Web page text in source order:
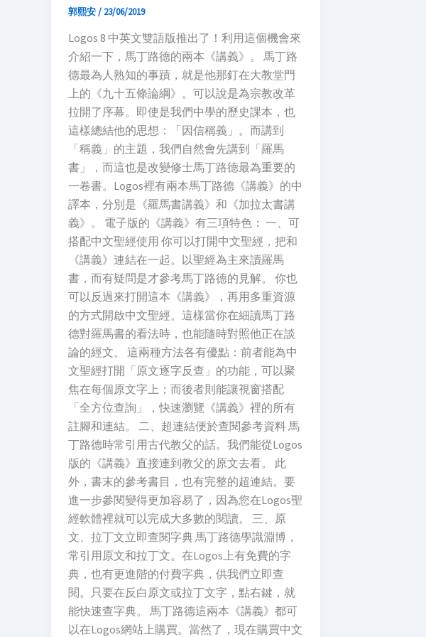
郭熙安/ 23/06/2019
Logos 8 中英文雙語版推出了！利用這個機會來
介紹一下，馬丁路德的兩本《講義》。 馬丁路
德最為人熟知的事蹟，就是他那釘在大教堂門
上的《九十五條論綱》。可以說是為宗教改革
拉開了序幕。即使是我們中學的歷史課本，也
這樣總結他的思想：「因信稱義」。而講到
「稱義」的主題，我們自然會先講到「羅馬
書」，而這也是改變修士馬丁路德最為重要的
一卷書。Logos裡有兩本馬丁路德《講義》的中
譯本，分別是《羅馬書講義》和《加拉太書講
義》。 電子版的《講義》有三項特色： 一、可
搭配中文聖經使用 你可以打開中文聖經，把和
《講義》連結在一起。以聖經為主來讀羅馬
書，而有疑問是才參考馬丁路德的見解。 你也
可以反過來打開這本《講義》，再用多重資源
的方式開啟中文聖經。這樣當你在細讀馬丁路
德對羅馬書的看法時，也能隨時對照他正在談
論的經文。 這兩種方法各有優點：前者能為中
文聖經打開「原文逐字反查」的功能，可以聚
焦在每個原文字上；而後者則能讓視窗搭配
「全方位查詢」，快速瀏覽《講義》裡的所有
註腳和連結。 二、超連結便於查閱參考資料 馬
丁路德時常引用古代教父的話。我們能從Logos
版的《講義》直接連到教父的原文去看。 此
外，書末的參考書目，也有完整的超連結。要
進一步參閱變得更加容易了，因為您在Logos聖
經軟體裡就可以完成大多數的閱讀。 三、原
文、拉丁文立即查閱字典 馬丁路德學識淵博，
常引用原文和拉丁文。在Logos上有免費的字
典，也有更進階的付費字典，供我們立即查
閱。只要在反白原文或拉丁文字，點右鍵，就
能快速查字典。 馬丁路德這兩本《講義》都可
以在Logos網站上購買。當然了，現在購買中文